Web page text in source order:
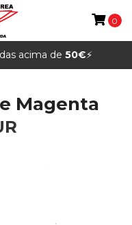
acima de 50€⚡️
0
Magenta